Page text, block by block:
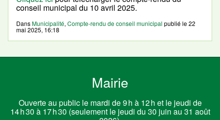
conseil municipal du 10 avril 2025.
DansMunicipalité,Compte-rendu de conseil municipal publié le22
mai 2025, 16:18
Mairie
Ouverte au public le mardi de 9 h à 12 h et le jeudi de
14 h 30 à 17 h 30 (seulement le jeudi du 30 juin au 31 août